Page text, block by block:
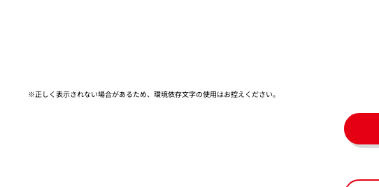
※正しく表示されない場合があるため、環境依存文字の使用はお控えください。​